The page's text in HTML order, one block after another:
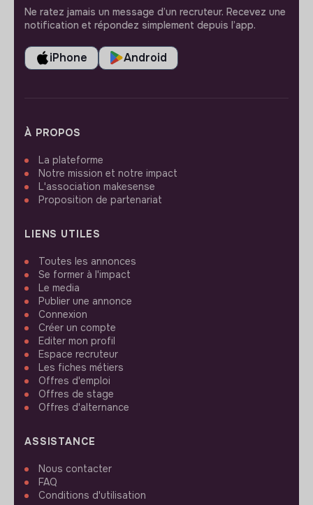
Ne ratez jamais un message d’un recruteur. Recevez une
notification et répondez simplement depuis l’app.
iPhone Android
À PROPOS
La plateforme
Notre mission et notre impact
L'association makesense
Proposition de partenariat
LIENS UTILES
Toutes les annonces
Se former à l'impact
Le media
Publier une annonce
Connexion
Créer un compte
Editer mon profil
Espace recruteur
Les fiches métiers
Offres d'emploi
Offres de stage
Offres d'alternance
ASSISTANCE
Nous contacter
FAQ
Conditions d'utilisation